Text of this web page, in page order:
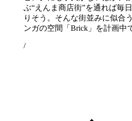
ぶ“えんま商店街”を通れば毎
りそう。そんな街並みに似合
ンガの空間「Brick」を計画中
/